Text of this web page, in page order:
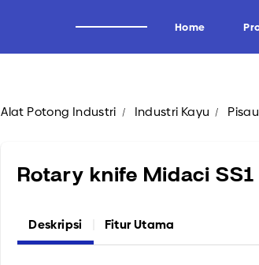
Home
Industri Kayu
Industri Tissue
Industri Logam
Wagen
Alat Potong Industri Industri Kayu Pisau
Rotary knife Midaci
Deskripsi Fitur Utama